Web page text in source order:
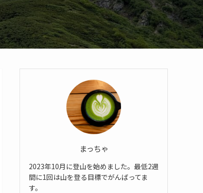
まっちゃ
2023年10月に登山を始めました。最低2週
間に1回は山を登る目標でがんばってま
す。